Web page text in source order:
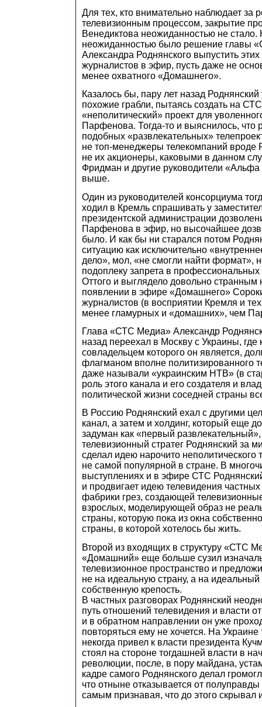
Для тех, кто внимательно наблюдает за
телевизионным процессом, закрытие
Венедиктова неожиданностью не стало.
неожиданностью было решение главы
Александра Роднянского выпустить
журналистов в эфир, пусть даже не
менее охватного «Домашнего».
Казалось бы, пару лет назад
похожие грабли, пытаясь создать на
«неполитический» проект для
Парфенова. Тогда-то и выяснилось, что
подобных «развлекательных»
не топ-менеджеры телекомпаний вроде
не их акционеры, каковыми в данном
Фридман и другие руководители «Альфа
выше.
Один из руководителей консорциума
ходил в Кремль спрашивать у
президентской администрации
Парфенова в эфир, но высочайшее
было. И как бы ни старался потом
ситуацию как исключительно
дело», мол, «не смогли найти формат»,
подоплеку запрета в профессиональных
Оттого и выглядело довольно
появлении в эфире «Домашнего»
журналистов (в восприятии Кремля и
менее гламурных и «домашних», чем
Глава «СТС Медиа» Александр
назад переехал в Москву с Украины, где
совладельцем которого он является,
флагманом вполне политизированного
даже называли «украинским НТВ» (в
роль этого канала и его создателя и
политической жизни соседней страны
В Россию Роднянский ехал с другими
канал, а затем и холдинг, который еще
задуман как «первый
телевизионный стратег Роднянский за
сделал идею нарочито неполитического
не самой популярной в стране. В
выступлениях и в эфире СТС
и продвигает идею телевидения
фабрики грез, создающей
взрослых, моделирующей образ не
страны, которую пока из окна
страны, в которой хотелось бы жить.
Второй из входящих в структуру «СТС
«Домашний» еще больше сузил
телевизионное пространство и
не на идеальную страну, а на идеальный
собственную крепость.
В частных разговорах Роднянский
путь отношений телевидения и власти
и в обратном направлении он уже
повторяться ему не хочется. На Украине
некогда привел к власти президента
стоял на стороне тогдашней власти в
революции, после, в пору майдана,
кадре самого Роднянского делал
что отныне отказывается от
самым признавая, что до этого